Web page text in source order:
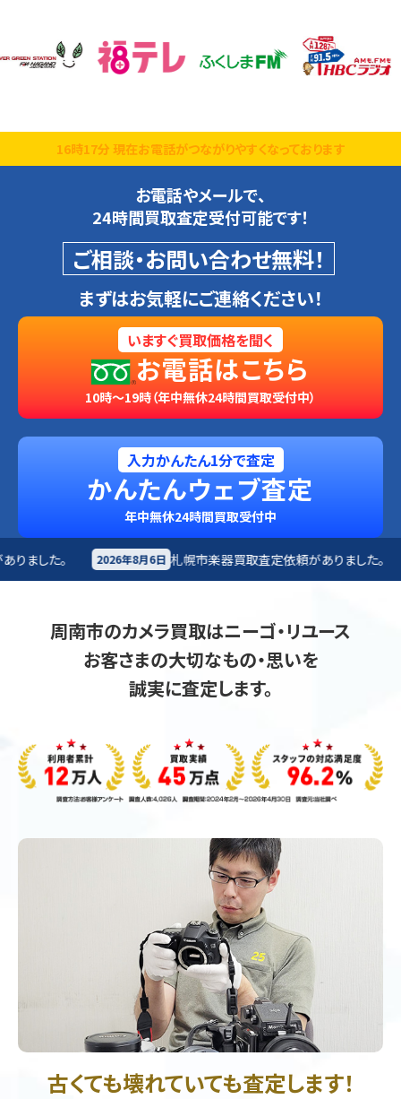
16時17分 現在お電話がつながりやすくなっております
お電話やメールで、
24時間買取査定受付可能です！
ご相談・お問い合わせ無料！
まずはお気軽にご連絡ください！
いますぐ買取価格を聞く
お電話はこちら
10時～19時（年中無休24時間買取受付中）
入力かんたん1分で査定
かんたんウェブ査定
年中無休24時間買取受付中
6日 札幌市楽器買取査定依頼がありました。 2026年8月6日 仙台市オ
周南市のカメラ買取はニーゴ・リユース
お客さまの大切なもの・思いを
誠実に査定します。
古くても壊れていても査定します！